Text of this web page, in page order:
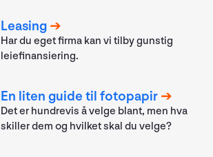
Leasing
Har du eget firma kan vi tilby gunstig
leiefinansiering.
En liten guide til fotopapir
Det er hundrevis å velge blant, men hva
skiller dem og hvilket skal du velge?